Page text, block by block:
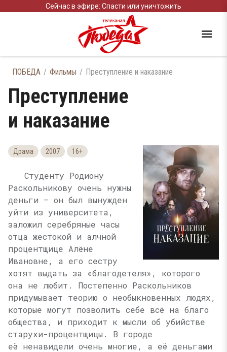
Сейчас в эфире: Спасти или уничтожить
ПОБЕДА Фильмы Преступление и наказание
Преступление
и наказание
Драма 2007 16+
Студенту Родиону
Раскольникову очень нужны
деньги — он был вынужден
уйти из университета,
заложил серебряные часы
отца жестокой и алчной
процентщице Алёне
Ивановне, а его сестру
хотят выдать за «благодетеля», которого
она не любит. Постепенно Раскольников
придумывает теорию о необыкновенных людях,
которые могут позволить себе всё на благо
общества, и приходит к мысли об убийстве
старухи-процентщицы. В городе
её ненавидели очень многие, а её деньгами